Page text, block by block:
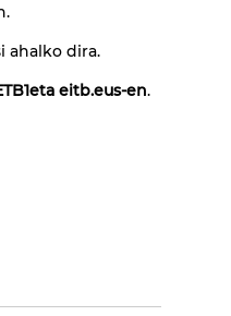
ahalko dira.
eitb.eus-en.